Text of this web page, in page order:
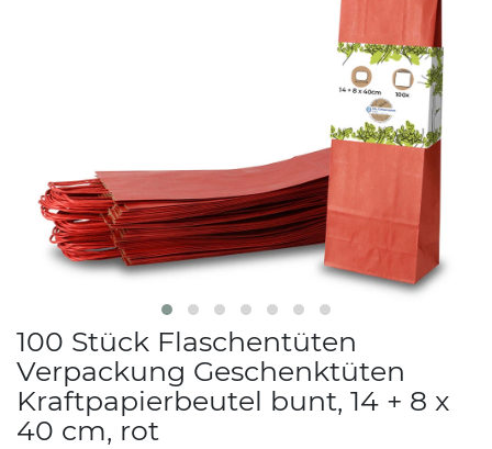
100 Stück Flaschentüten
Verpackung Geschenktüten
Kraftpapierbeutel bunt, 14 + 8 x
40 cm, rot